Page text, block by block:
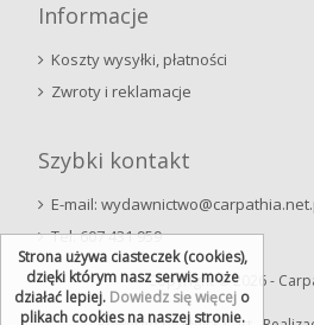
Strona używa ciasteczek (cookies),
dzięki którym nasz serwis może
działać lepiej. Dowiedz się więcej o
plikach cookies na naszej stronie.
Informacje
Koszty wysyłki, płatności
Zwroty i reklamacje
Szybki kontakt
E-mail:
Tel. 607 431 959
Copyright © 2026 -